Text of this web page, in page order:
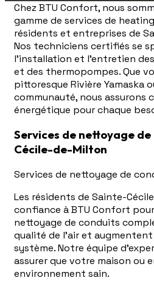
Chez BTU Confort, nous
gamme de services de
résidents et entreprises de
Nos techniciens certifiés se
l'installation et l'entretien
et des thermopompes. Que
pittoresque Rivière Yamaska
communauté, nous
énergétique pour chaque
Services de nettoyage
Cécile-de-Milton
Services de nettoyage de
Les résidents de Sainte-
confiance à BTU Confort
nettoyage de conduits
qualité de l'air et
système. Notre équipe
assurer que votre maison ou
environnement sain.